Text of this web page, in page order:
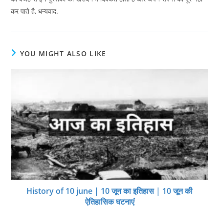
कर पाते है, धन्यवाद.
YOU MIGHT ALSO LIKE
History of 10 june | 10 जून का इतिहास | 10 जून की
ऐतिहासिक घटनाएं